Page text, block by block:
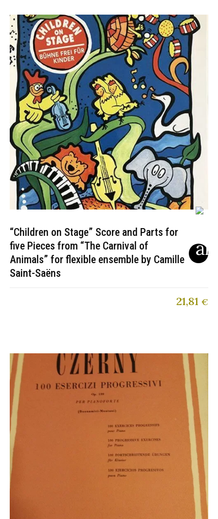
“Children on Stage” Score and Parts for
five Pieces from “The Carnival of
Animals” for flexible ensemble by Camille
Saint-Saëns
21,81 €